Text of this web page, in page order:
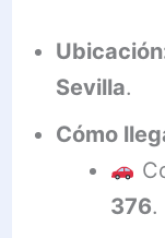
Sevilla.
Cómo
376.